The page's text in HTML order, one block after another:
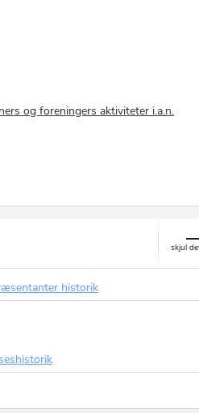
og foreningers aktiviteter i.a.n.
historik